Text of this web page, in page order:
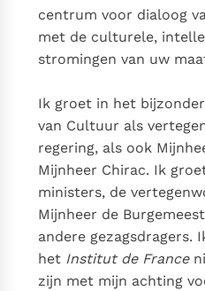
centrum voor dialoog
met de culturele,
stromingen van uw
Ik groet in het
van Cultuur als
regering, als ook
Mijnheer Chirac. Ik
ministers, de
Mijnheer de
andere gezagsdragers.
het Institut de France
zijn met mijn achting